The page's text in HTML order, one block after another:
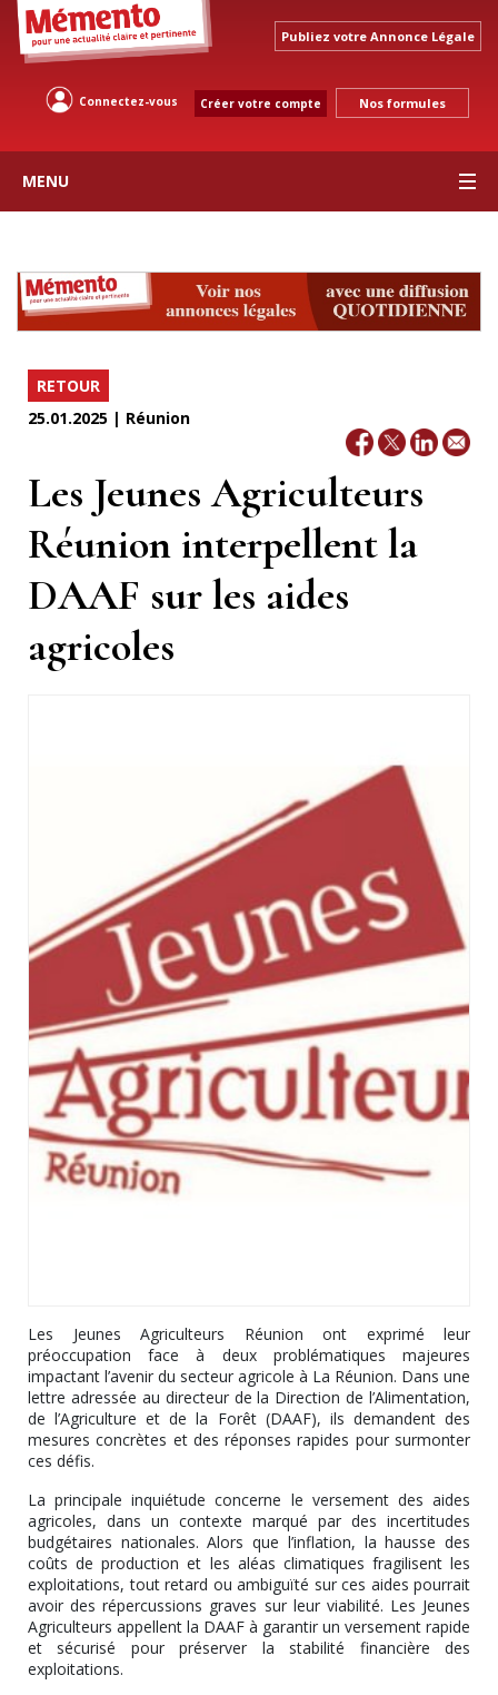
Publiez votre Annonce Légale
Connectez-vous Créer votre compte Nos formules
MENU
RETOUR
25.01.2025 | Réunion
Les Jeunes Agriculteurs
Réunion interpellent la
DAAF sur les aides
agricoles
Les Jeunes Agriculteurs Réunion ont exprimé leur
préoccupation face à deux problématiques majeures
impactant l’avenir du secteur agricole à La Réunion. Dans une
lettre adressée au directeur de la Direction de l’Alimentation,
de l’Agriculture et de la Forêt (DAAF), ils demandent des
mesures concrètes et des réponses rapides pour surmonter
ces défis.
La principale inquiétude concerne le versement des aides
agricoles, dans un contexte marqué par des incertitudes
budgétaires nationales. Alors que l’inflation, la hausse des
coûts de production et les aléas climatiques fragilisent les
exploitations, tout retard ou ambiguïté sur ces aides pourrait
avoir des répercussions graves sur leur viabilité. Les Jeunes
Agriculteurs appellent la DAAF à garantir un versement rapide
et sécurisé pour préserver la stabilité financière des
exploitations.